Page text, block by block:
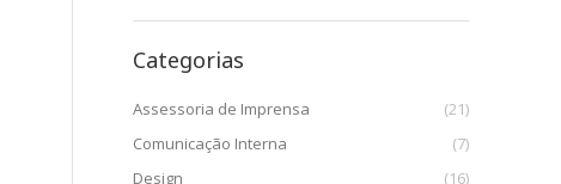
Categorias
Assessoria de Imprensa
(21)
Comunicação Interna
(7)
Design
(16)